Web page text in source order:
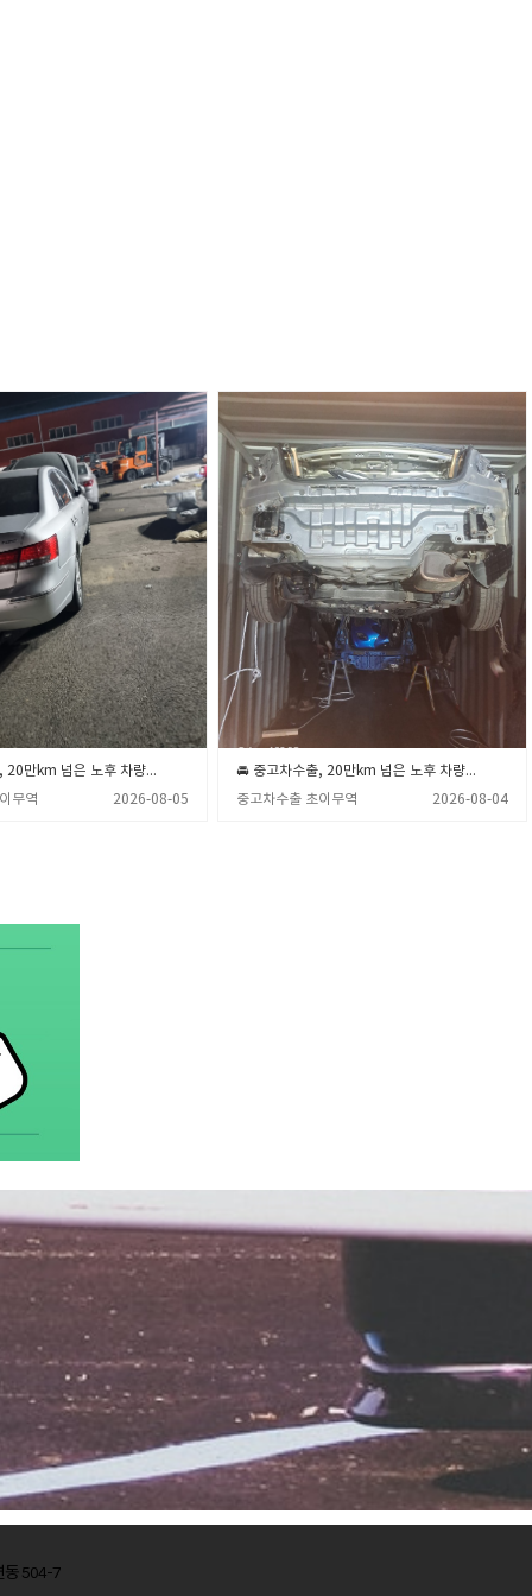
🚘 중고차수출, 20만km 넘은 노후 차량 폐차장 보내기 전 꼭 확인해야 할 3가지 💡 (중고차수출 초이무역)
무역
2026-08-05
🚘 중고차수출, 20만km 넘은 노후 차량 폐차장 보내기 전 꼭 알아야 할 3가지 💡 (중고차수출 초이무역)
중고차수출 초이무역
2026-08-04
동 504-7